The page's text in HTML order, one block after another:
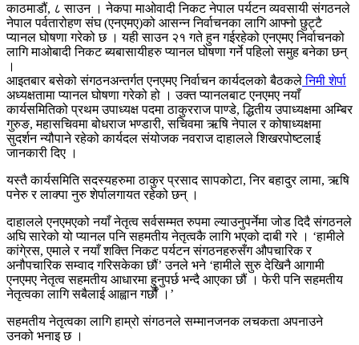
काठमाडौं, ८ साउन । नेकपा माओवादी निकट नेपाल पर्यटन व्यवसायी संगठनले
नेपाल पर्वतारोहण संघ (एनएमए)को आसन्न निर्वाचनका लागि आफ्नो छुट्टै
प्यानल घोषणा गरेको छ । यही साउन २१ गते हुन गईरहेको एनएमए निर्वाचनको
लागि माओबादी निकट ब्यबासायीहरु प्यानल घोषणा गर्ने पहिलो समुह बनेका छन्
।
आइतबार बसेको संगठनअन्तर्गत एनएमए निर्वाचन कार्यदलको बैठकलेनिमी शेर्पा
अध्यक्षतामा प्यानल घोषणा गरेको हो । उक्त प्यानलबाट एनएमए नयाँ
कार्यसमितिको प्रथम उपाध्यक्ष पदमा ठाकुरराज पाण्डे, द्धितीय उपाध्यक्षमा अम्बिर
गुरुङ, महासचिवमा बोधराज भण्डारी, सचिवमा ऋषि नेपाल र कोषाध्यक्षमा
सुदर्शन न्यौपाने रहेको कार्यदल संयोजक नवराज दाहालले शिखरपोष्टलाई
जानकारी दिए ।
यस्तै कार्यसमिति सदस्यहरुमा ठाकुर प्रसाद सापकोटा, निर बहादुर लामा, ऋषि
पनेरु र लाक्पा नुरु शेर्पालगायत रहेको छन् ।
दाहालले एनएमएको नयाँ नेतृत्व सर्वसम्मत रुपमा ल्याउनुपर्नेमा जोड दिदै संगठनले
अघि सारेको यो प्यानल पनि सहमतीय नेतृत्वकै लागि भएको दाबी गरे । ‘हामीले
कांगे्रस, एमाले र नयाँ शक्ति निकट पर्यटन संगठनहरुसँग औपचारिक र
अनौपचारिक सम्वाद गरिसकेका छौं’ उनले भने ‘हामीले सुरु देखिनै आगामी
एनएमए नेतृत्व सहमतीय आधारमा हुनुपर्छ भन्दै आएका छौं । फेरी पनि सहमतीय
नेतृत्वका लागि सबैलाई आह्वान गर्छौं ।’
सहमतीय नेतृत्वका लागि हाम्रो संगठनले सम्मानजनक लचकता अपनाउने
उनको भनाइ छ ।